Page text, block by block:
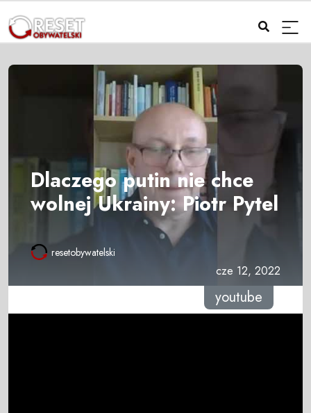
Dlaczego putin nie chce
wolnej Ukrainy: Piotr Pytel
resetobywatelski
cze 12, 2022
youtube